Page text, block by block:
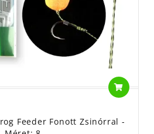
Feeder Fonott Zsinórral -